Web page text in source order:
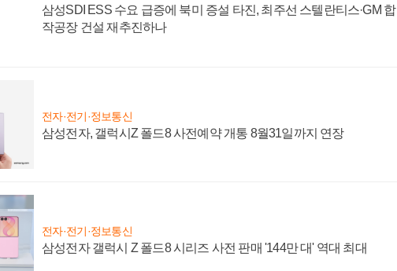
삼성SDI ESS 수요 급증에 북미 증설 타진, 최주선 스텔란티스·GM 합
작공장 건설 재추진하나
전자·전기·정보통신
삼성전자, 갤럭시Z 폴드8 사전예약 개통 8월31일까지 연장
전자·전기·정보통신
삼성전자 갤럭시 Z 폴드8 시리즈 사전 판매 '144만 대' 역대 최대